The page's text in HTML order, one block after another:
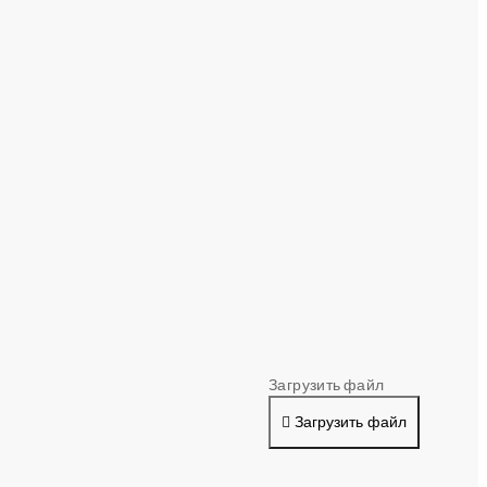
Загрузить файл
Загрузить файл